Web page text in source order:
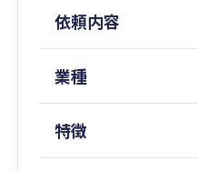
当事務所はご面談対応
などについてはスタッ
おります。
様ですべての情報を共
す。
依頼内容
業種
特徴